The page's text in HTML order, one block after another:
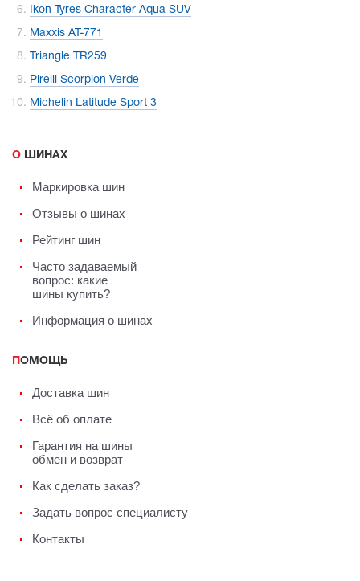
Ikon Tyres Character Aqua SUV
Maxxis AT-771
Triangle TR259
Pirelli Scorpion Verde
Michelin Latitude Sport 3
О ШИНАХ
Маркировка шин
Отзывы о шинах
Рейтинг шин
Часто задаваемый
вопрос: какие
шины купить?
Информация о шинах
ПОМОЩЬ
Доставка шин
Всё об оплате
Гарантия на шины
обмен и возврат
Как сделать заказ?
Задать вопрос специалисту
Контакты